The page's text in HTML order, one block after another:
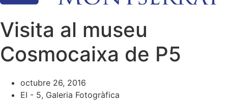
Visita al museu
Cosmocaixa de P5
octubre 26, 2016
EI - 5, Galeria Fotogràfica